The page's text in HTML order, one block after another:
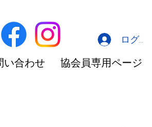
い合わせ 協会員専用ページ
ログイン